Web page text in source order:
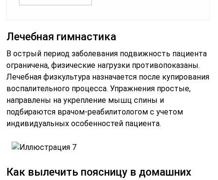
Лечебная гимнастика
В острый период заболевания подвижность пациента
ограничена, физические нагрузки противопоказаны.
Лечебная физкультура назначается после купирования
воспалительного процесса. Упражнения простые,
направлены на укрепление мышц спины и
подбираются врачом-реабилитологом с учетом
индивидуальных особенностей пациента.
Как вылечить поясницу в домашних